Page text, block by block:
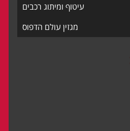
עיטוף ומיתוג רכבים
מגזין עולם הדפוס